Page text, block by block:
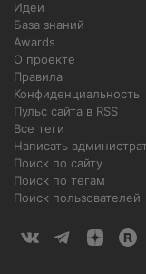
Идеи
База знаний
Awards
О проекте
Правила
Конфиденциальность
Пульс сайта в RSS
Все теги
Написать
Поиск по сайту
Поиск по тегам
Поиск пользователей